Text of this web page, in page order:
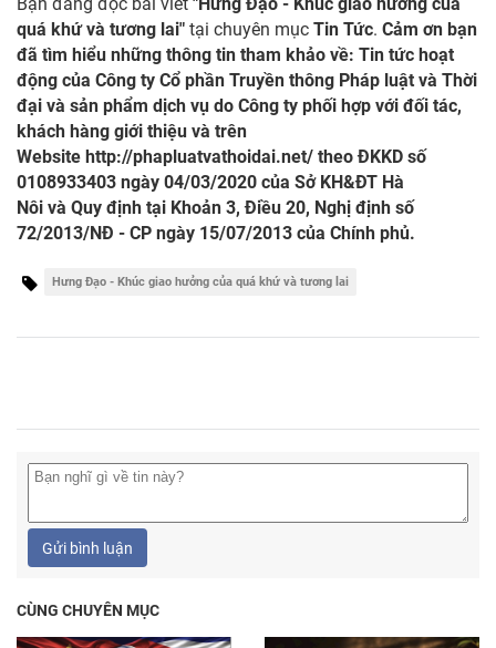
Bạn đang đọc bài viết "Hưng Đạo - Khúc giao hưởng của
quá khứ và tương lai" tại chuyên mục Tin Tức. Cảm ơn bạn
đã tìm hiểu những thông tin tham khảo về: Tin tức hoạt
động của Công ty Cổ phần Truyền thông Pháp luật và Thời
đại và sản phẩm dịch vụ do Công ty phối hợp với đối tác,
khách hàng giới thiệu và trên
Website http://phapluatvathoidai.net/ theo ĐKKD số
0108933403 ngày 04/03/2020 của Sở KH&ĐT Hà
Nôi và Quy định tại Khoản 3, Điều 20, Nghị định số
72/2013/NĐ - CP ngày 15/07/2013 của Chính phủ.
Hưng Đạo - Khúc giao hưởng của quá khứ và tương lai
Gửi bình luận
CÙNG CHUYÊN MỤC